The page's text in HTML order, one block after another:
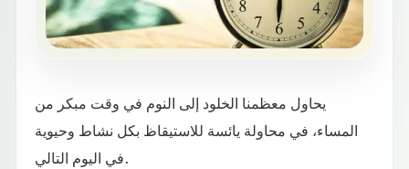
يحاول معظمنا الخلود إلى النوم في وقت مبكر من
المساء، في محاولة يائسة للاستيقاظ بكل نشاط وحيوية
في اليوم التالي.